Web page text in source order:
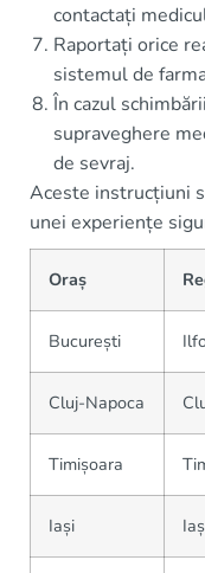
contactați
Raportați orice
sistemul de
În cazul
supraveghere
de sevraj.
Aceste instrucțiuni
unei experiențe
Oraș
București
Cluj-Napoca
Timișoara
Iași